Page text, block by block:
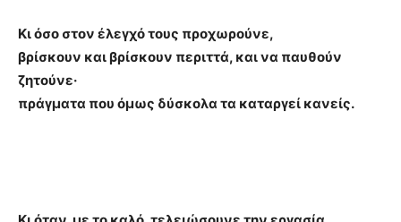
Κι όσο στον έλεγχό τους προχωρούνε,
βρίσκουν και βρίσκουν περιττά, και να παυθούν
ζητούνε·
πράγματα που όμως δύσκολα τα καταργεί κανείς.